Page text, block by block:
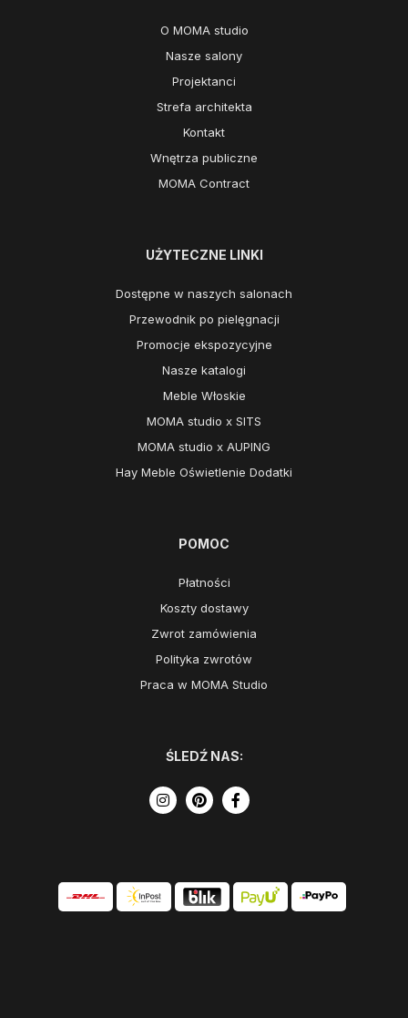
O MOMA studio
Nasze salony
Projektanci
Strefa architekta
Kontakt
Wnętrza publiczne
MOMA Contract
UŻYTECZNE LINKI
Dostępne w naszych salonach
Przewodnik po pielęgnacji
Promocje ekspozycyjne
Nasze katalogi
Meble Włoskie
MOMA studio x SITS
MOMA studio x AUPING
Hay Meble Oświetlenie Dodatki
POMOC
Płatności
Koszty dostawy
Zwrot zamówienia
Polityka zwrotów
Praca w MOMA Studio
ŚLEDŹ NAS: